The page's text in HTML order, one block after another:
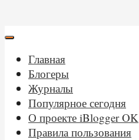
Главная
Блогеры
Журналы
Популярное сегодня
О проекте iBlogger OK
Правила пользования